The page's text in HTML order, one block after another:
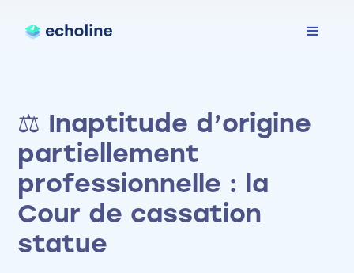
⚖️ Inaptitude d’origine
partiellement
professionnelle : la
Cour de cassation
statue